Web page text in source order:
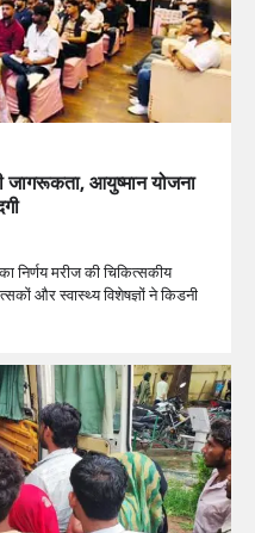
जागरूकता, आयुष्मान योजना
निर्णय मरीज की चिकित्सकीय
और स्वास्थ्य विशेषज्ञों ने किडनी